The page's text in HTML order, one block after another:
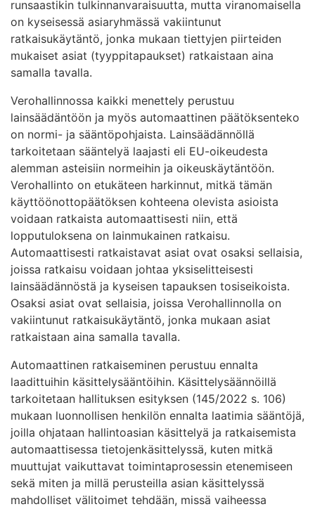
runsaastikin tulkinnanvaraisuutta, mutta viranomaisella
on kyseisessä asiaryhmässä vakiintunut
ratkaisukäytäntö, jonka mukaan tiettyjen piirteiden
mukaiset asiat (tyyppitapaukset) ratkaistaan aina
samalla tavalla.
Verohallinnossa kaikki menettely perustuu
lainsäädäntöön ja myös automaattinen päätöksenteko
on normi- ja sääntöpohjaista. Lainsäädännöllä
tarkoitetaan sääntelyä laajasti eli EU-oikeudesta
alemman asteisiin normeihin ja oikeuskäytäntöön.
Verohallinto on etukäteen harkinnut, mitkä tämän
käyttöönottopäätöksen kohteena olevista asioista
voidaan ratkaista automaattisesti niin, että
lopputuloksena on lainmukainen ratkaisu.
Automaattisesti ratkaistavat asiat ovat osaksi sellaisia,
joissa ratkaisu voidaan johtaa yksiselitteisesti
lainsäädännöstä ja kyseisen tapauksen tosiseikoista.
Osaksi asiat ovat sellaisia, joissa Verohallinnolla on
vakiintunut ratkaisukäytäntö, jonka mukaan asiat
ratkaistaan aina samalla tavalla.
Automaattinen ratkaiseminen perustuu ennalta
laadittuihin käsittelysääntöihin. Käsittelysäännöillä
tarkoitetaan hallituksen esityksen (145/2022 s. 106)
mukaan luonnollisen henkilön ennalta laatimia sääntöjä,
joilla ohjataan hallintoasian käsittelyä ja ratkaisemista
automaattisessa tietojenkäsittelyssä, kuten mitkä
muuttujat vaikuttavat toimintaprosessin etenemiseen
sekä miten ja millä perusteilla asian käsittelyssä
mahdolliset välitoimet tehdään, missä vaiheessa